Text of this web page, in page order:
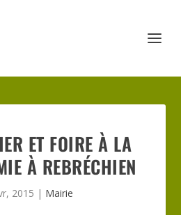
ET FOIRE À LA
À REBRÉCHIEN
2015 | Mairie